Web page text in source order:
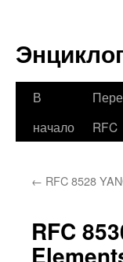
содержимому
В
начало
RFC
← RFC 8528
RFC